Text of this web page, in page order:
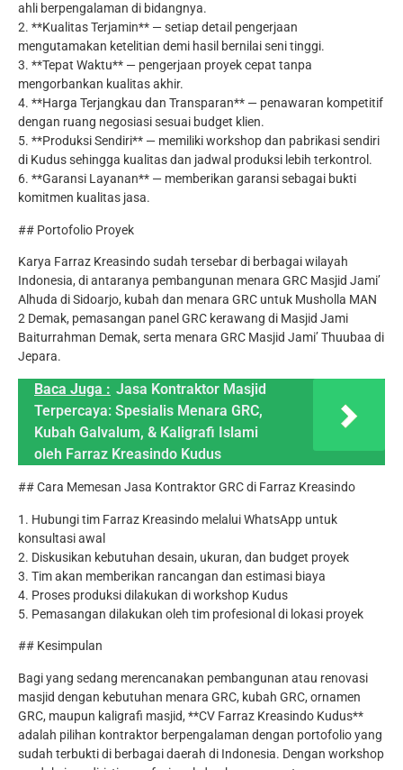
ahli berpengalaman di bidangnya.
2. **Kualitas Terjamin** — setiap detail pengerjaan
mengutamakan ketelitian demi hasil bernilai seni tinggi.
3. **Tepat Waktu** — pengerjaan proyek cepat tanpa
mengorbankan kualitas akhir.
4. **Harga Terjangkau dan Transparan** — penawaran kompetitif
dengan ruang negosiasi sesuai budget klien.
5. **Produksi Sendiri** — memiliki workshop dan pabrikasi sendiri
di Kudus sehingga kualitas dan jadwal produksi lebih terkontrol.
6. **Garansi Layanan** — memberikan garansi sebagai bukti
komitmen kualitas jasa.
## Portofolio Proyek
Karya Farraz Kreasindo sudah tersebar di berbagai wilayah
Indonesia, di antaranya pembangunan menara GRC Masjid Jami’
Alhuda di Sidoarjo, kubah dan menara GRC untuk Musholla MAN
2 Demak, pemasangan panel GRC kerawang di Masjid Jami
Baiturrahman Demak, serta menara GRC Masjid Jami’ Thuubaa di
Jepara.
Baca Juga : Jasa Kontraktor Masjid
Terpercaya: Spesialis Menara GRC,
Kubah Galvalum, & Kaligrafi Islami
oleh Farraz Kreasindo Kudus
## Cara Memesan Jasa Kontraktor GRC di Farraz Kreasindo
1. Hubungi tim Farraz Kreasindo melalui WhatsApp untuk
konsultasi awal
2. Diskusikan kebutuhan desain, ukuran, dan budget proyek
3. Tim akan memberikan rancangan dan estimasi biaya
4. Proses produksi dilakukan di workshop Kudus
5. Pemasangan dilakukan oleh tim profesional di lokasi proyek
## Kesimpulan
Bagi yang sedang merencanakan pembangunan atau renovasi
masjid dengan kebutuhan menara GRC, kubah GRC, ornamen
GRC, maupun kaligrafi masjid, **CV Farraz Kreasindo Kudus**
adalah pilihan kontraktor berpengalaman dengan portofolio yang
sudah terbukti di berbagai daerah di Indonesia. Dengan workshop